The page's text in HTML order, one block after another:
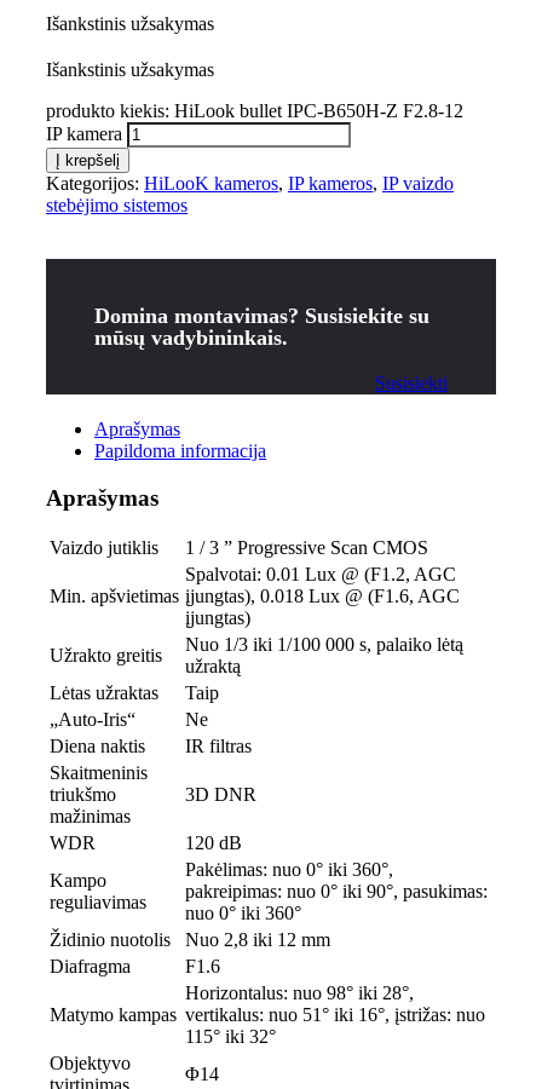
Išankstinis užsakymas
Išankstinis užsakymas
produkto kiekis: HiLook bullet IPC-B650H-Z F2.8-12
IP kamera
Į krepšelį
Kategorijos: HiLooK kameros, IP kameros, IP vaizdo
stebėjimo sistemos
Domina montavimas? Susisiekite su
mūsų vadybininkais.
Susisiekti
Aprašymas
Papildoma informacija
Aprašymas
Vaizdo jutiklis 1 / 3 ” Progressive Scan CMOS
Min. apšvietimas
Spalvotai: 0.01 Lux @ (F1.2, AGC
įjungtas), 0.018 Lux @ (F1.6, AGC
įjungtas)
Užrakto greitis
Nuo 1/3 iki 1/100 000 s, palaiko lėtą
užraktą
Lėtas užraktas
Taip
„Auto-Iris“
Ne
Diena naktis
IR filtras
Skaitmeninis
triukšmo
mažinimas
3D DNR
WDR
120 dB
Kampo
reguliavimas
Pakėlimas: nuo 0° iki 360°,
pakreipimas: nuo 0° iki 90°, pasukimas:
nuo 0° iki 360°
Židinio nuotolis
Nuo 2,8 iki 12 mm
Diafragma
F1.6
Matymo kampas
Horizontalus: nuo 98° iki 28°,
vertikalus: nuo 51° iki 16°, įstrižas: nuo
115° iki 32°
Objektyvo
Φ14